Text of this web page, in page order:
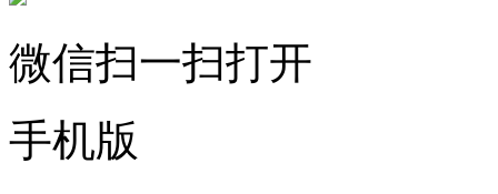
微信扫一扫打开
手机版